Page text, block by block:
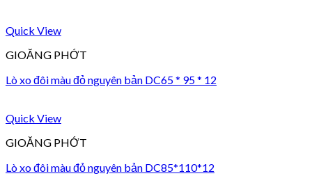
Quick View
GIOĂNG PHỚT
Lò xo đôi màu đỏ nguyên bản DC65 * 95 * 12
Quick View
GIOĂNG PHỚT
Lò xo đôi màu đỏ nguyên bản DC85*110*12